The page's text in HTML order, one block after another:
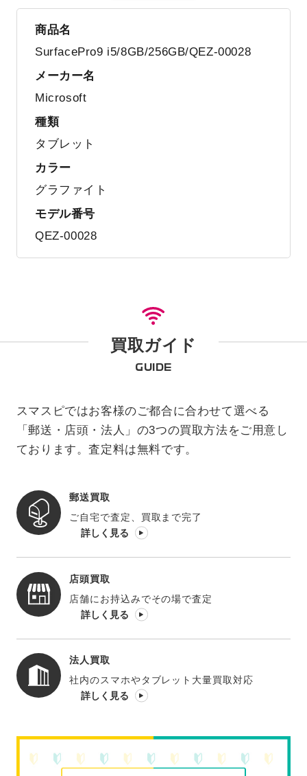
商品名
SurfacePro9 i5/8GB/256GB/QEZ-00028
メーカー名
Microsoft
種類
タブレット
カラー
グラファイト
モデル番号
QEZ-00028
買取ガイド
GUIDE
スマスピではお客様のご都合に合わせて選べる
「郵送・店頭・法人」の3つの買取方法をご用意し
ております。査定料は無料です。
郵送買取
ご自宅で査定、買取まで完了
詳しく見る
店頭買取
店舗にお持込みでその場で査定
詳しく見る
法人買取
社内のスマホやタブレット大量買取対応
詳しく見る